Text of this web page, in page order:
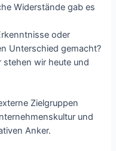
Widerstände gab es
oder
Unterschied gemacht?
stehen wir heute und
Zielgruppen
und
Anker.